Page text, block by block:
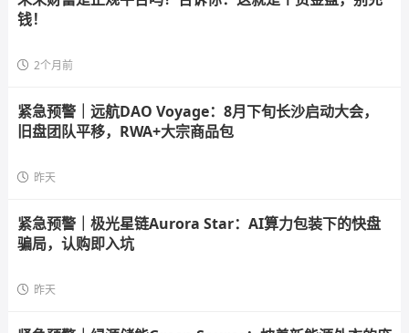
钱！
2个月前
紧急预警｜远航DAO Voyage：8月下旬长沙启动大会，
旧盘团队平移，RWA+大宗商品包
昨天
紧急预警｜极光星链Aurora Star：AI算力包装下的快盘
骗局，认购即入坑
昨天